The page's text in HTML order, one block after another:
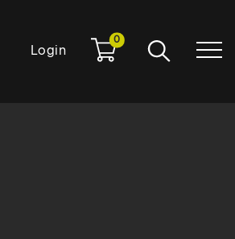
Login
0